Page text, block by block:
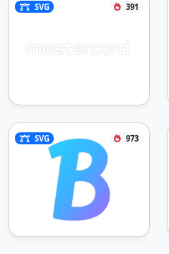
SVG 391
SVG 973